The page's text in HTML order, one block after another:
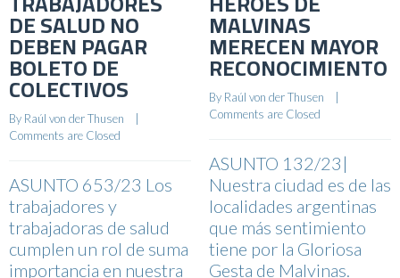
DE SALUD NO
DEBEN PAGAR
BOLETO DE
COLECTIVOS
By Raúl von der Thusen
Comments are Closed
ASUNTO 653/23 Los
trabajadores y
trabajadoras de salud
cumplen un rol de suma
importancia en nuestra
MALVINAS
MERECEN MAYOR
RECONOCIMIENTO
By Raúl von der Thusen
Comments are Closed
ASUNTO 132/23|
Nuestra ciudad es de las
localidades argentinas
que más sentimiento
tiene por la Gloriosa
Gesta de Malvinas.